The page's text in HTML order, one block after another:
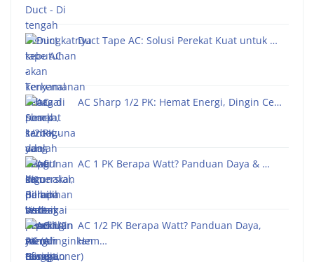
Duct Tape AC: Solusi Perekat Kuat untuk …
AC Sharp 1/2 PK: Hemat Energi, Dingin Ce…
AC 1 PK Berapa Watt? Panduan Daya & …
AC 1/2 PK Berapa Watt? Panduan Daya,
Hem…